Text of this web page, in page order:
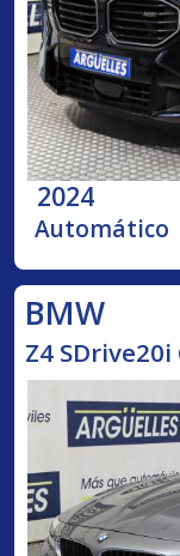
2024
Automático
BMW
Z4